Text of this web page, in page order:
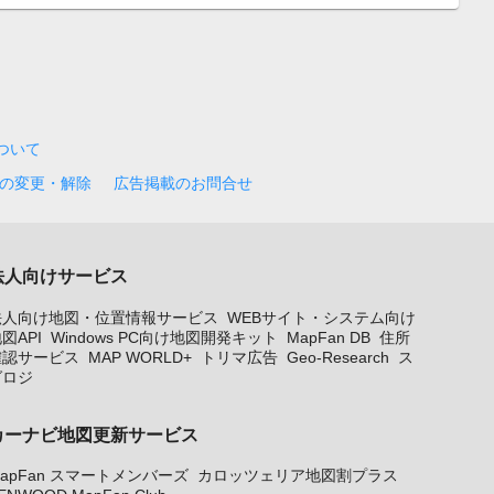
いて
変更・解除 広告掲載のお問合せ
人向けサービス
向け地図・位置情報サービス
WEBサイト・システム向け
API Windows PC向け地図開発キット MapFan DB 住所
サービス
MAP WORLD+ トリマ広告 Geo-Research
ス
ジ
ーナビ地図更新サービス
スマートメンバーズ カロッツェリア地図割プラス